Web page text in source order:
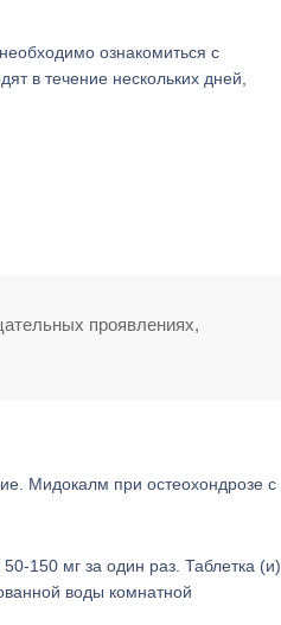
ознакомиться с
в течение нескольких дней,
проявлениях,
Мидокалм при остеохондрозе с
150 мг за один раз. Таблетка (и)
воды комнатной